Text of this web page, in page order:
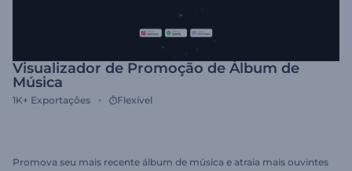
Visualizador de Promoção de Álbum de
Música
1K+ Exportações Flexível
Promova seu mais recente álbum de música e atraia mais ouvintes